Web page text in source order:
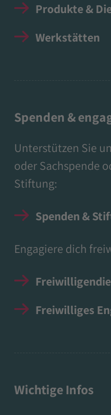
Produkte &
Werkstätten
Spenden &
Unterstützen Sie
oder Sachspende
Stiftung:
Spenden &
Engagiere dich
Freiwilliges
Wichtige Infos